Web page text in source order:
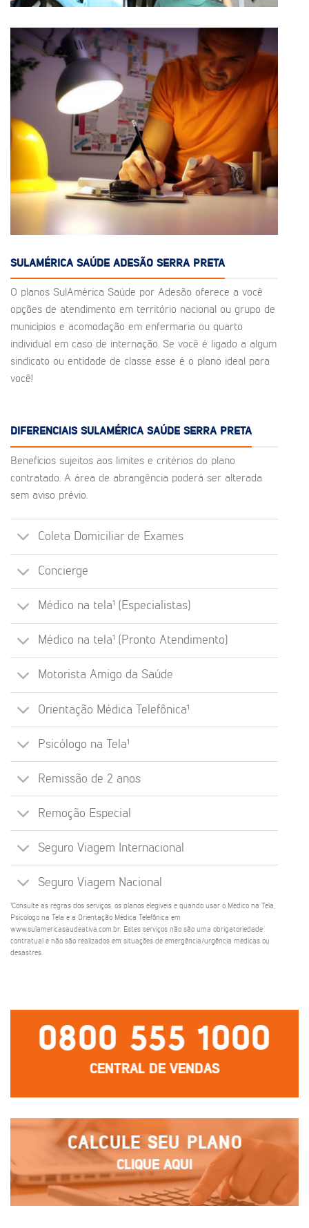
SULAMÉRICA SAÚDE ADESÃO SERRA PRETA
O planos SulAmérica Saúde por Adesão oferece a você
opções de atendimento em território nacional ou grupo de
municípios e acomodação em enfermaria ou quarto
individual em caso de internação. Se você é ligado a algum
sindicato ou entidade de classe esse é o plano ideal para
você!
DIFERENCIAIS SULAMÉRICA SAÚDE SERRA PRETA
Benefícios sujeitos aos limites e critérios do plano
contratado. A área de abrangência poderá ser alterada
sem aviso prévio.
Coleta Domiciliar de Exames
Concierge
Médico na tela¹ (Especialistas)
Médico na tela¹ (Pronto Atendimento)
Motorista Amigo da Saúde
Orientação Médica Telefônica¹
Psicólogo na Tela¹
Remissão de 2 anos
Remoção Especial
Seguro Viagem Internacional
Seguro Viagem Nacional
¹Consulte as regras dos serviços, os planos elegíveis e quando usar o Médico na Tela,
Psicólogo na Tela e a Orientação Médica Telefônica em
www.sulamericasaudeativa.com.br. Estes serviços não são uma obrigatoriedade
contratual e não são realizados em situações de emergência/urgência médicas ou
desastres.
0800 555 1000
CENTRAL DE VENDAS
CALCULE SEU PLANO
CLIQUE AQUI